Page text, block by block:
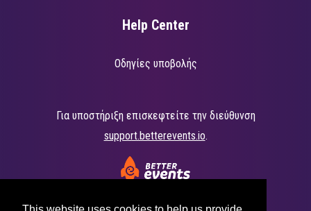
Help Center
Οδηγίες υποβολής
Για υποστήριξη επισκεφτείτε την διεύθυνση
support.betterevents.io.